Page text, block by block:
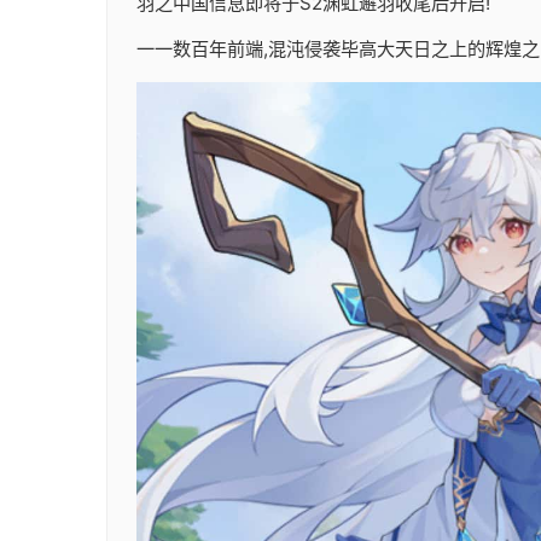
一一数百年前端,混沌侵袭毕高大天日之上的辉煌